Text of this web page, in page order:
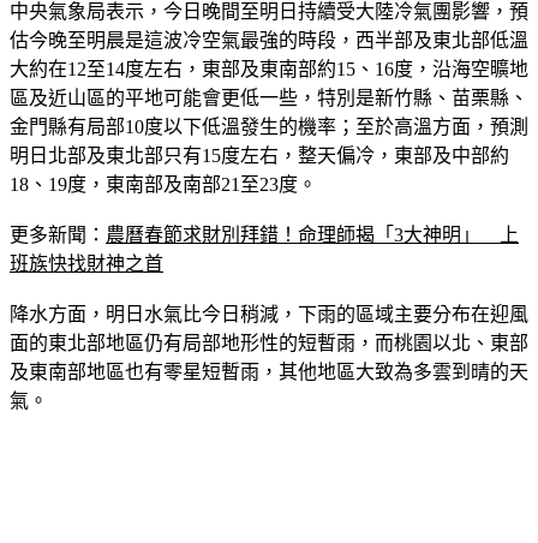
中央氣象局表示，今日晚間至明日持續受大陸冷氣團影響，預
估今晚至明晨是這波冷空氣最強的時段，西半部及東北部低溫
大約在12至14度左右，東部及東南部約15、16度，沿海空曠地
區及近山區的平地可能會更低一些，特別是新竹縣、苗栗縣、
金門縣有局部10度以下低溫發生的機率；至於高溫方面，預測
明日北部及東北部只有15度左右，整天偏冷，東部及中部約
18、19度，東南部及南部21至23度。
更多新聞： 農曆春節求財別拜錯！命理師揭「3大神明」　上
班族快找財神之首
降水方面，明日水氣比今日稍減，下雨的區域主要分布在迎風
面的東北部地區仍有局部地形性的短暫雨，而桃園以北、東部
及東南部地區也有零星短暫雨，其他地區大致為多雲到晴的天
氣。